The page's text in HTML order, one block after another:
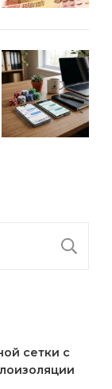
сетки с